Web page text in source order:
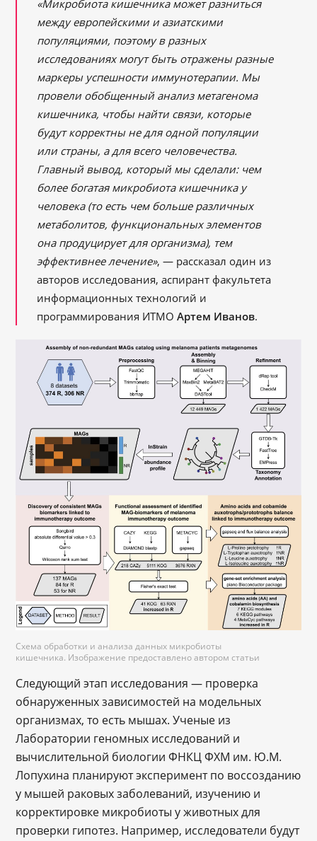
«Микробиота кишечника может разниться
между европейскими и азиатскими
популяциями, поэтому в разных
исследованиях могут быть отражены разные
маркеры успешности иммунотерапии. Мы
провели обобщенный анализ метагенома
кишечника, чтобы найти связи, которые
будут корректны не для одной популяции
или страны, а для всего человечества.
Главный вывод, который мы сделали: чем
более богатая микробиота кишечника у
человека (то есть чем больше различных
метаболитов, функциональных элементов
она продуцирует для организма), тем
эффективнее лечение», — рассказал один из
авторов исследования, аспирант факультета
информационных технологий и
программирования ИТМОАртем Иванов.
Схема обработки и анализа данных микробиоты
кишечника. Изображение предоставлено автором статьи
Следующий этап исследования — проверка
обнаруженных зависимостей на модельных
организмах, то есть мышах. Ученые из
Лаборатории геномных исследований и
вычислительной биологии ФНКЦ ФХМ им. Ю.М.
Лопухина планируют эксперимент по воссозданию
у мышей раковых заболеваний, изучению и
корректировке микробиоты у животных для
проверки гипотез. Например, исследователи будут